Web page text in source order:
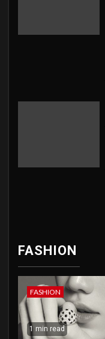
FASHION
FASHION
1 min read